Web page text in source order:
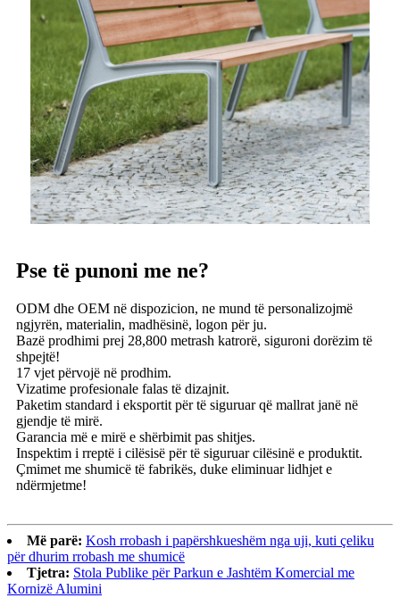
Pse të punoni me ne?
ODM dhe OEM në dispozicion, ne mund të personalizojmë
ngjyrën, materialin, madhësinë, logon për ju.
Bazë prodhimi prej 28,800 metrash katrorë, siguroni dorëzim të
shpejtë!
17 vjet përvojë në prodhim.
Vizatime profesionale falas të dizajnit.
Paketim standard i eksportit për të siguruar që mallrat janë në
gjendje të mirë.
Garancia më e mirë e shërbimit pas shitjes.
Inspektim i rreptë i cilësisë për të siguruar cilësinë e produktit.
Çmimet me shumicë të fabrikës, duke eliminuar lidhjet e
ndërmjetme!
Më parë: Kosh rrobash i papërshkueshëm nga uji, kuti çeliku
për dhurim rrobash me shumicë
Tjetra: Stola Publike për Parkun e Jashtëm Komercial me
Kornizë Alumini